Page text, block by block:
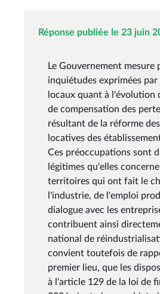
Réponse publiée le 23 juin
Le Gouvernement mesure
inquiétudes exprimées par
locaux quant à l'évolution
de compensation des
résultant de la réforme
locatives des
Ces préoccupations sont
légitimes qu'elles
territoires qui ont fait le
l'industrie, de l'emploi
dialogue avec les
contribuent ainsi
national de
convient toutefois de
premier lieu, que les
à l'article 129 de la loi de